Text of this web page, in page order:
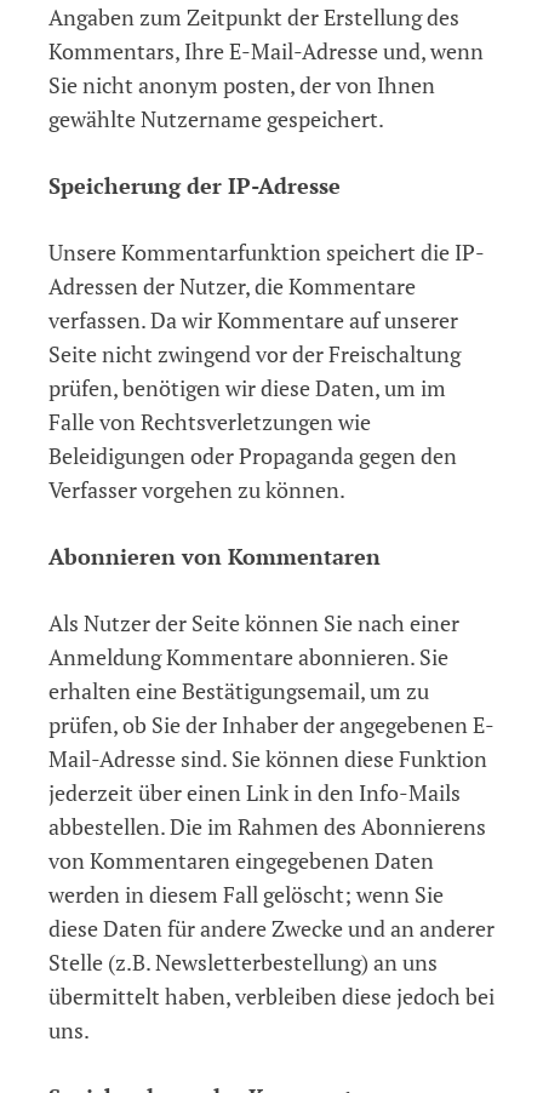
Angaben zum Zeitpunkt der Erstellung des
Kommentars, Ihre E-Mail-Adresse und, wenn
Sie nicht anonym posten, der von Ihnen
gewählte Nutzername gespeichert.
Speicherung der IP-Adresse
Unsere Kommentarfunktion speichert die IP-
Adressen der Nutzer, die Kommentare
verfassen. Da wir Kommentare auf unserer
Seite nicht zwingend vor der Freischaltung
prüfen, benötigen wir diese Daten, um im
Falle von Rechtsverletzungen wie
Beleidigungen oder Propaganda gegen den
Verfasser vorgehen zu können.
Abonnieren von Kommentaren
Als Nutzer der Seite können Sie nach einer
Anmeldung Kommentare abonnieren. Sie
erhalten eine Bestätigungsemail, um zu
prüfen, ob Sie der Inhaber der angegebenen E-
Mail-Adresse sind. Sie können diese Funktion
jederzeit über einen Link in den Info-Mails
abbestellen. Die im Rahmen des Abonnierens
von Kommentaren eingegebenen Daten
werden in diesem Fall gelöscht; wenn Sie
diese Daten für andere Zwecke und an anderer
Stelle (z.B. Newsletterbestellung) an uns
übermittelt haben, verbleiben diese jedoch bei
uns.